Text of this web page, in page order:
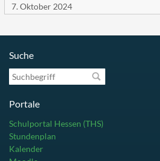
7. Oktober 2024
Suche
Suchbegriff
Portale
Schulportal Hessen (THS)
Stundenplan
Kalender